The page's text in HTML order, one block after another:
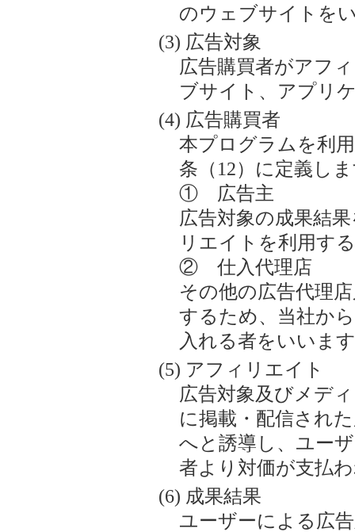
のウェブサイトを
広告対象
広告購買者がアフ
ブサイト、アプリ
広告購買者
本プログラムを利
条（12）に定義し
① 広告主
広告対象の成果結
リエイトを利用す
② 仕入代理店
その他の広告代理
するため、当社か
入れる者をいいま
アフィリエイト
広告対象及びメデ
に掲載・配信され
へと誘導し、ユー
者より対価が支払
成果結果
ユーザーによる広